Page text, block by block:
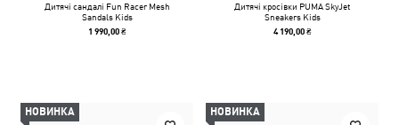
Дитячі сандалі Fun Racer Mesh
Sandals Kids
1 990,00 ₴
Дитячі кросівки PUMA SkyJet
Sneakers Kids
4 190,00 ₴
НОВИНКА НОВИНКА